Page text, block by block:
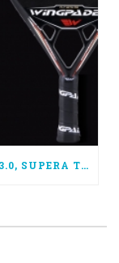
NUEVAS WINGPADEL AIR ATTACK 3.0, SUPERA TUS LÍMITES